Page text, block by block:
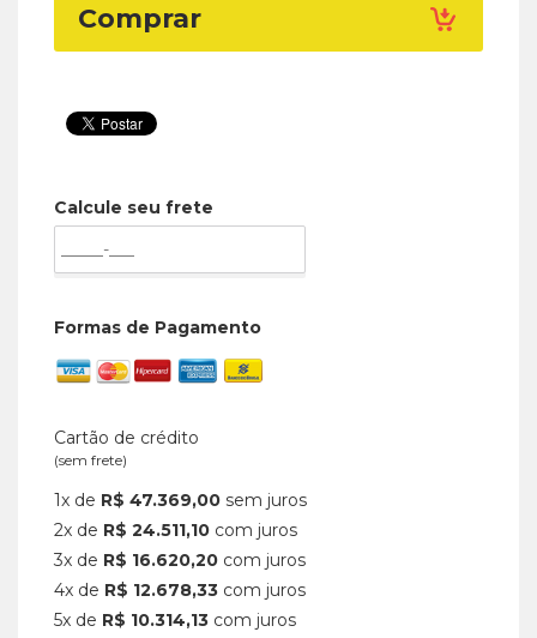
Comprar
Calcule seu frete
Formas de Pagamento
Cartão de crédito
(sem frete)
1x de R$ 47.369,00 sem juros
2x de R$ 24.511,10 com juros
3x de R$ 16.620,20 com juros
4x de R$ 12.678,33 com juros
5x de R$ 10.314,13 com juros